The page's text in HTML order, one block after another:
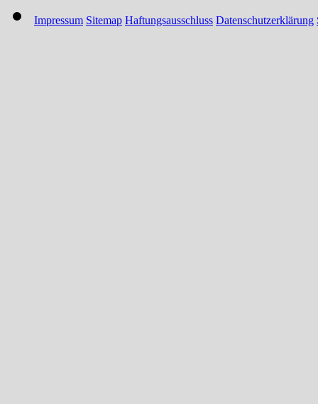
Impressum Sitemap Haftungsausschluss Datenschutzerklärung